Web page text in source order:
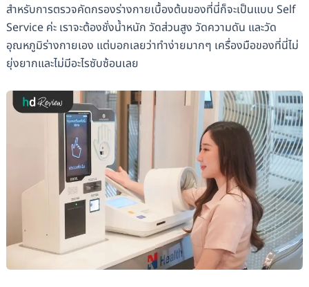
สำหรับการตรวจคัดกรองร่างกายเบื้องต้นของที่นี่ก็จะเป็นแบบ Self
Service ค่ะ เราจะต้องชั่งน้ำหนัก วัดส่วนสูง วัดความดัน และวัด
อุณหภูมิร่างกายเอง แต่บอกเลยว่าทำง่ายมากๆ เครื่องมือของที่นี่ไม่
ยุ่งยากและไม่มีอะไรซับซ้อนเลย